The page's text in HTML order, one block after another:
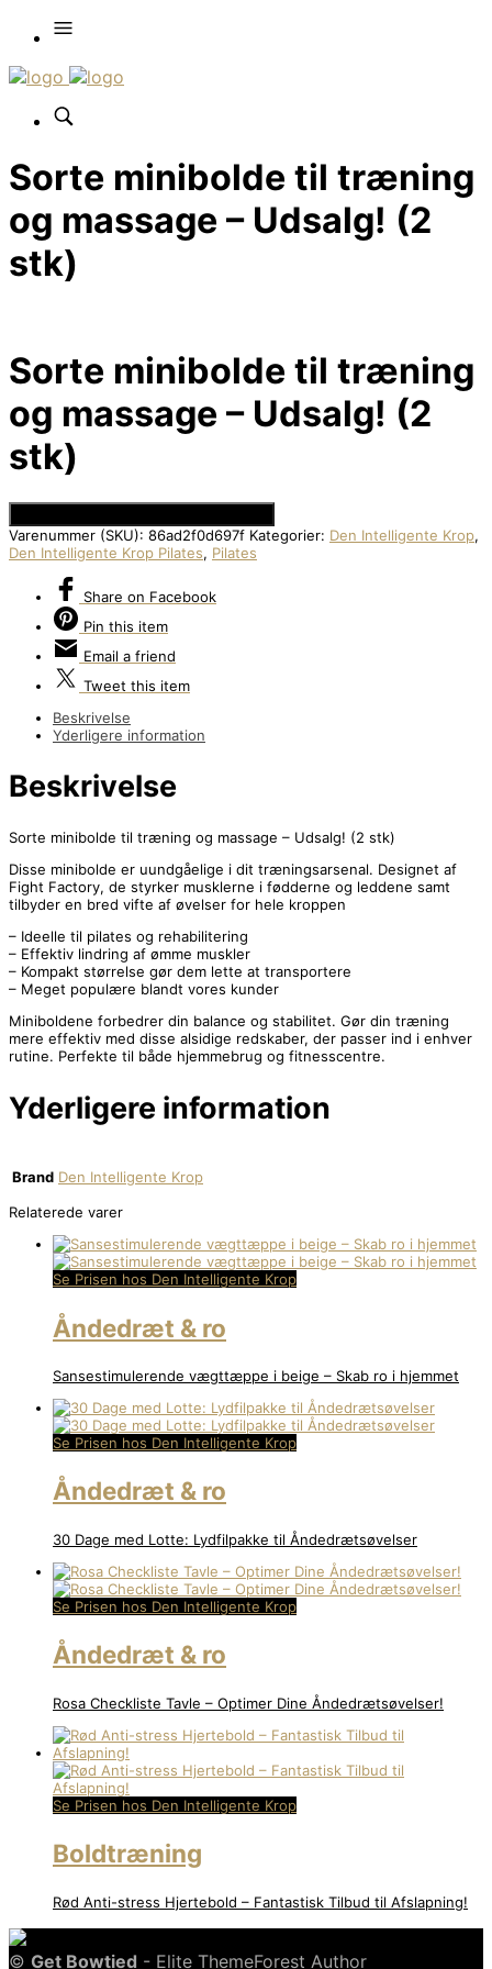
Sorte minibolde til træning
og massage – Udsalg! (2
stk)
Sorte minibolde til træning
og massage – Udsalg! (2
stk)
Varenummer (SKU): 86ad2f0d697f Kategorier: Den Intelligente Krop,
Den Intelligente Krop Pilates, Pilates
Share on Facebook
Pin this item
Email a friend
Tweet this item
Beskrivelse
Yderligere information
Beskrivelse
Sorte minibolde til træning og massage – Udsalg! (2 stk)
Disse minibolde er uundgåelige i dit træningsarsenal. Designet af
Fight Factory, de styrker musklerne i fødderne og leddene samt
tilbyder en bred vifte af øvelser for hele kroppen
– Ideelle til pilates og rehabilitering
– Effektiv lindring af ømme muskler
– Kompakt størrelse gør dem lette at transportere
– Meget populære blandt vores kunder
Miniboldene forbedrer din balance og stabilitet. Gør din træning
mere effektiv med disse alsidige redskaber, der passer ind i enhver
rutine. Perfekte til både hjemmebrug og fitnesscentre.
Yderligere information
Brand Den Intelligente Krop
Relaterede varer
Se Prisen hos Den Intelligente Krop
Åndedræt & ro
Sansestimulerende vægttæppe i beige – Skab ro i hjemmet
Se Prisen hos Den Intelligente Krop
Åndedræt & ro
30 Dage med Lotte: Lydfilpakke til Åndedrætsøvelser
Se Prisen hos Den Intelligente Krop
Åndedræt & ro
Rosa Checkliste Tavle – Optimer Dine Åndedrætsøvelser!
Se Prisen hos Den Intelligente Krop
Boldtræning
Rød Anti-stress Hjertebold – Fantastisk Tilbud til Afslapning!
© Get Bowtied - Elite ThemeForest Author